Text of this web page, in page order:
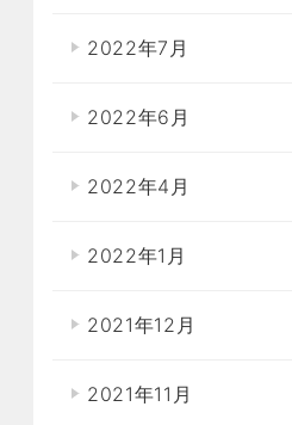
2022年7月
2022年6月
2022年4月
2022年1月
2021年12月
2021年11月